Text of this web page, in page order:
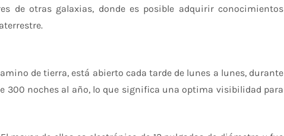
de otras galaxias, donde es posible adquirir conocimientos
de tierra, está abierto cada tarde de lunes a lunes, durante
300 noches al año, lo que significa una optima visibilidad para